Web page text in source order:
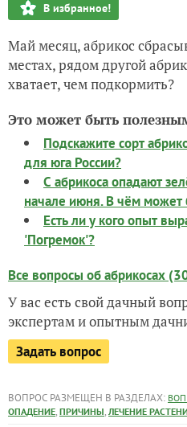
В избранное!
Май месяц, абрикос
местах, рядом другой
хватает, чем подкормить?
Это может быть
Подскажите сорт
для юга России?
С абрикоса опадают
начале июня. В чём может
Есть ли у кого опыт
'Погремок'?
Все вопросы об абрикосах
У вас есть свой дачный
экспертам и опытным
Задать вопрос
ВОПРОС РАЗМЕЩЕН В РАЗДЕЛАХ:
ОПАДЕНИЕ, ПРИЧИНЫ, ЛЕЧЕНИЕ